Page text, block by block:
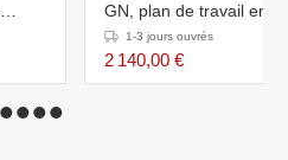
GN, plan de travail en
15001-3 jours ouvrés
2 140,00 €